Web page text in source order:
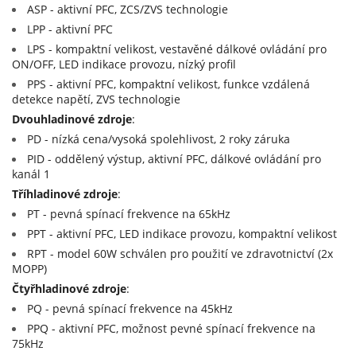
15V (15)
15+(-15)V (2)
20V (2)
24V (15)
27V (9)
48V (15)
ASP - aktivní PFC, ZCS/ZVS technologie
LPP - aktivní PFC
LPS - kompaktní velikost, vestavěné dálkové ovládání pro
ON/OFF, LED indikace provozu, nízký profil
PPS - aktivní PFC, kompaktní velikost, funkce vzdálená
detekce napětí, ZVS technologie
Dvouhladinové zdroje:
PD - nízká cena/vysoká spolehlivost, 2 roky záruka
PID - oddělený výstup, aktivní PFC, dálkové ovládání pro
kanál 1
Tříhladinové zdroje:
PT - pevná spínací frekvence na 65kHz
PPT - aktivní PFC, LED indikace provozu, kompaktní velikost
RPT - model 60W schválen pro použití ve zdravotnictví (2x
MOPP)
Čtyřhladinové zdroje:
PQ - pevná spínací frekvence na 45kHz
PPQ - aktivní PFC, možnost pevné spínací frekvence na
75kHz